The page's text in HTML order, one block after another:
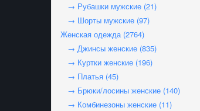
→ Рубашки мужские (21)
→ Шорты мужские (97)
Женская одежда (2764)
→ Джинсы женские (835)
→ Куртки женские (196)
→ Платья (45)
→ Брюки/лосины женские (140)
→ Комбинезоны женские (11)